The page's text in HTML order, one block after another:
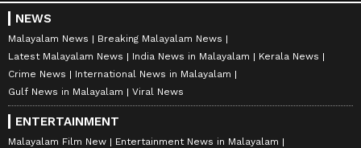
NEWS
Malayalam News
Breaking Malayalam News
Latest Malayalam News
India News in Malayalam
Kerala News
Crime News
International News in Malayalam
Gulf News in Malayalam
Viral News
ENTERTAINMENT
Malayalam Film New
Entertainment News in Malayalam